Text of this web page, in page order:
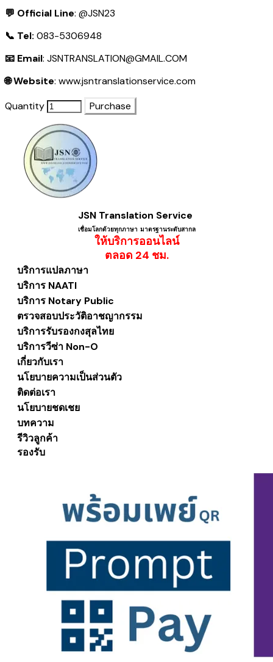
💬 Official Line: @JSN23
📞 Tel: 083-5306948
📧 Email: JSNTRANSLATION@GMAIL.COM
🌐 Website: www.jsntranslationservice.com
Quantity
Purchase
JSN Translation Service
เชื่อมโลกด้วยทุกภาษา ​มาตรฐานระดับสากล
ให้บริการออนไลน์
​ตลอด 24 ชม.
บริการแปลภาษา
บริการ NAATI
บริการ Notary Public
ตรวจสอบประวัติอาชญากรรม
บริการรับรองกงสุลไทย
บริการวีซ่า Non-O
เกี่ยวกับเรา
นโยบายความเป็นส่วนตัว
ติดต่อเรา
นโยบายชดเชย
บทความ
รีวิวลูกค้า
รองรับ